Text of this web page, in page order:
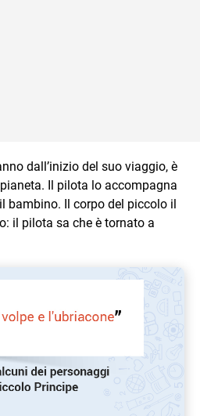
dall’inizio del suo viaggio, è
Il pilota lo accompagna
bambino. Il corpo del piccolo il
il pilota sa che è tornato a